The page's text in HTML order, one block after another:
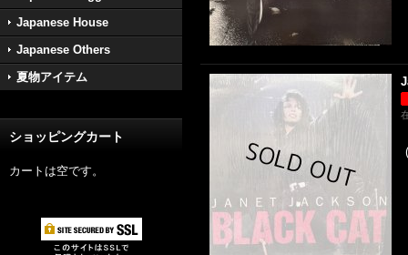
Japanese House
Japanese Others
夏物アイテム
ショッピングカート
カートは空です。